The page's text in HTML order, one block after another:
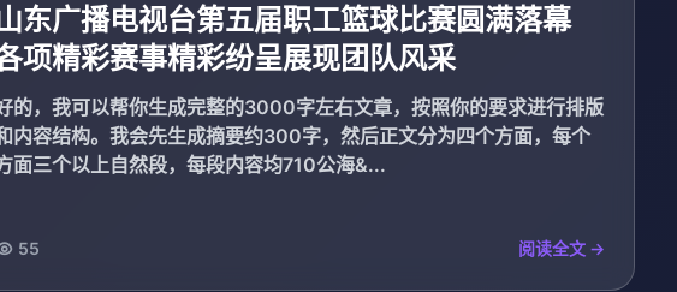
东广播电视台第五届职工篮球比赛圆满落幕
项精彩赛事精彩纷呈展现团队风采
的，我可以帮你生成完整的3000字左右文章，按照你的要求进行排版
内容结构。我会先生成摘要约300字，然后正文分为四个方面，每个
面三个以上自然段，每段内容均710公海&...
55 阅读全文 →